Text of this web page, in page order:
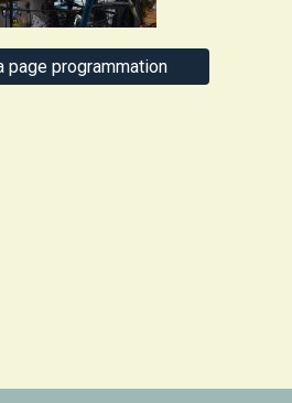
page programmation